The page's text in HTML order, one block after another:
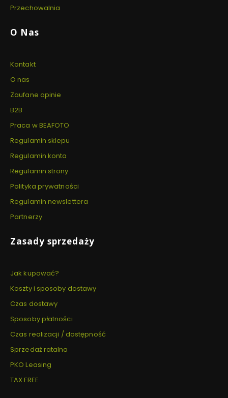
Przechowalnia
O Nas
Kontakt
O nas
Zaufane opinie
B2B
Praca w BEAFOTO
Regulamin sklepu
Regulamin konta
Regulamin strony
Polityka prywatności
Regulamin newslettera
Partnerzy
Zasady sprzedaży
Jak kupować?
Koszty i sposoby dostawy
Czas dostawy
Sposoby płatności
Czas realizacji / dostępność
Sprzedaż ratalna
PKO Leasing
TAX FREE